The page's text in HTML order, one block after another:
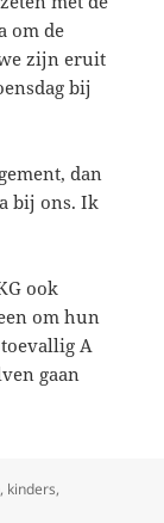
om de
zijn eruit
bij
dan
bij ons. Ik
ook
om hun
A
gaan
, kinders,